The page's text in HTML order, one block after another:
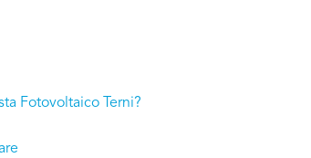
Fotovoltaico Terni?